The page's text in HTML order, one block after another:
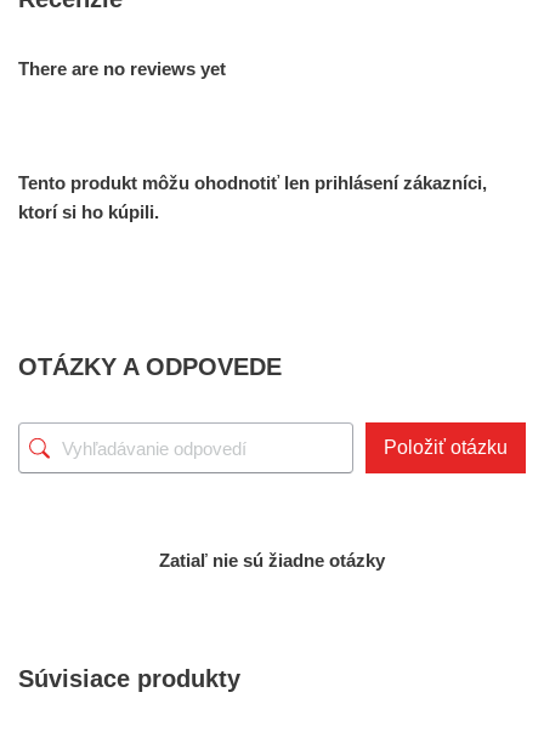
There are no reviews yet
Tento produkt môžu ohodnotiť len prihlásení zákazníci,
ktorí si ho kúpili.
OTÁZKY A ODPOVEDE
Položiť otázku
Zatiaľ nie sú žiadne otázky
Súvisiace produkty